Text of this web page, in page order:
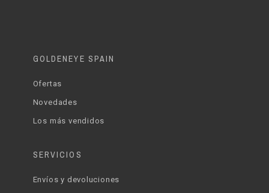
GOLDENEYE SPAIN
Ofertas
Novedades
Los más vendidos
SERVICIOS
Envíos y devoluciones